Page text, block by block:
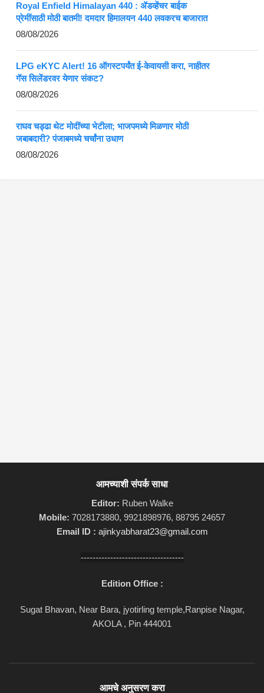
Royal Enfield Himalayan 440 : ॲडव्हेंचर बाईक
प्रेमींसाठी मोठी बातमी! दमदार हिमालयन 440 लवकरच बाजारात
08/08/2026
LPG eKYC Alert! 16 ऑगस्टपर्यंत ई-केवायसी करा, नाहीतर
गॅस सिलेंडरवर येणार संकट?
08/08/2026
राघव चड्ढा थेट मोदींच्या भेटीला; भाजपमध्ये मिळणार मोठी
जबाबदारी? पंजाबमध्ये चर्चांना उधाण
08/08/2026
आमच्याशी संपर्क साधा
Editor: Ruben Walke
Mobile: 7028173880, 9921898976, 88795 24657
Email ID : ajinkyabharat23@gmail.com
-----------------------------------
Edition Office :
Sugat Bhavan, Near Bara, jyotirling temple,Ranpise Nagar,
AKOLA , Pin 444001
आमचे अनुसरण करा